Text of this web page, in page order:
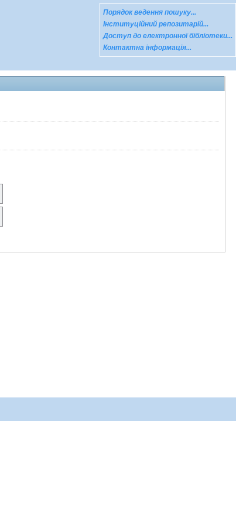
Порядок ведення пошуку...
Інституційний репозитарій...
Доступ до електронної бібліотеки...
Контактна інформація...